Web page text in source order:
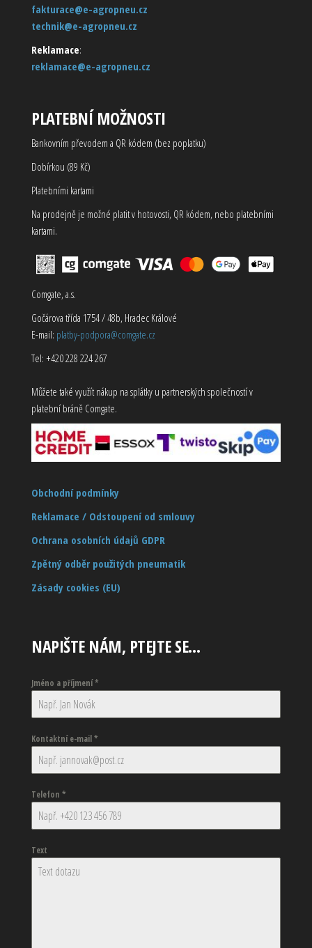
fakturace@e-agropneu.cz
technik@e-agropneu.cz
Reklamace:
reklamace@e-agropneu.cz
PLATEBNÍ MOŽNOSTI
Bankovním převodem a QR kódem (bez poplatku)
Dobírkou (89 Kč)
Platebními kartami
Na prodejně je možné platit v hotovosti, QR kódem, nebo platebními
kartami.
Comgate, a.s.
Gočárova třída 1754 / 48b, Hradec Králové
E-mail: platby-podpora@comgate.cz
Tel: +420 228 224 267
Můžete také využít nákup na splátky u partnerských společností v
platební bráně Comgate.
Obchodní podmínky
Reklamace / Odstoupení od smlouvy
Ochrana osobních údajů GDPR
Zpětný odběr použitých pneumatik
Zásady cookies (EU)
NAPIŠTE NÁM, PTEJTE SE…
Jméno a příjmení*
Kontaktní e-mail*
Telefon *
Text